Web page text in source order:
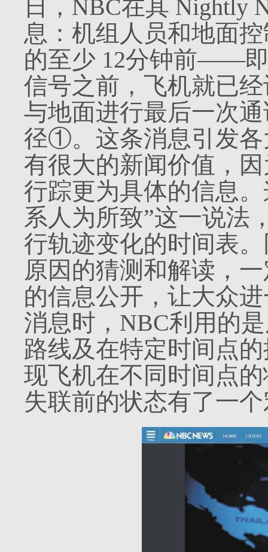
日， NBC在其 Nightly
息：机组人员和地面
的至少 12分钟前——即
信号之前，飞机就已
与地面进行最后一次
径①。这条消息引发各
有很大的新闻价值，
行踪更为具体的信息
系人为所致”这一说法
行轨迹变化的时间表
原因的猜测和解读，
的信息公开，让大众
消息时， NBC利用的
路线及在特定时间点
现飞机在不同时间点
失联前的状态有了一